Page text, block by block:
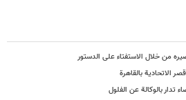
من خلال الاستفتاء على الدستور
الاتحادیة بالقاهرة
تدار بالوکالة عن الفلول